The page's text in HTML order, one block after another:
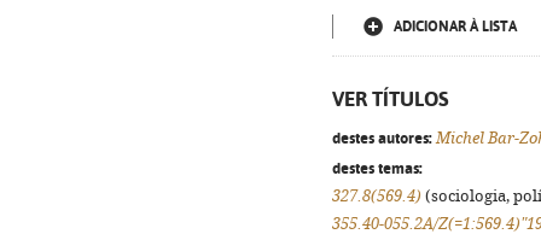
ADICIONAR À LISTA
VER TÍTULOS
destes autores: Michel Bar-
destes temas:
327.8(569.4) (sociologia,
355.40-055.2A/